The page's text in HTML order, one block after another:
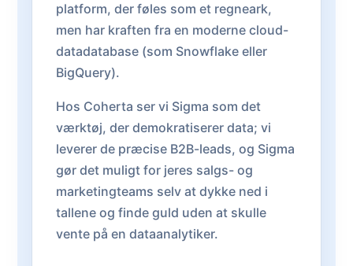
platform, der føles som et regneark,
men har kraften fra en moderne cloud-
datadatabase (som Snowflake eller
BigQuery).
Hos Coherta ser vi Sigma som det
værktøj, der demokratiserer data; vi
leverer de præcise B2B-leads, og Sigma
gør det muligt for jeres salgs- og
marketingteams selv at dykke ned i
tallene og finde guld uden at skulle
vente på en dataanalytiker.